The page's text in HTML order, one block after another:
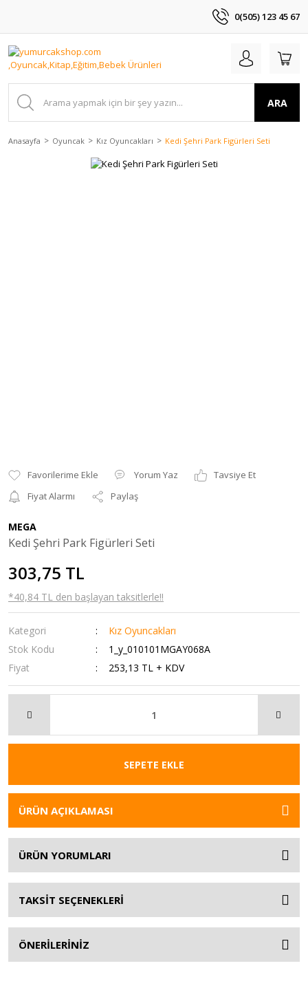
0(505) 123 45 67
ARA
Anasayfa Oyuncak Kız Oyuncakları Kedi Şehri Park Figürleri Seti
Yorum Yaz
Tavsiye Et
Fiyat Alarmı
Paylaş
MEGA
Kedi Şehri Park Figürleri Seti
303,75 TL
*40,84 TL den başlayan taksitlerle!!
Kategori
Kız Oyuncakları
Stok Kodu
1_y_010101MGAY068A
Fiyat
253,13 TL + KDV
SEPETE EKLE
ÜRÜN AÇIKLAMASI
ÜRÜN YORUMLARI
TAKSİT SEÇENEKLERİ
ÖNERİLERİNİZ